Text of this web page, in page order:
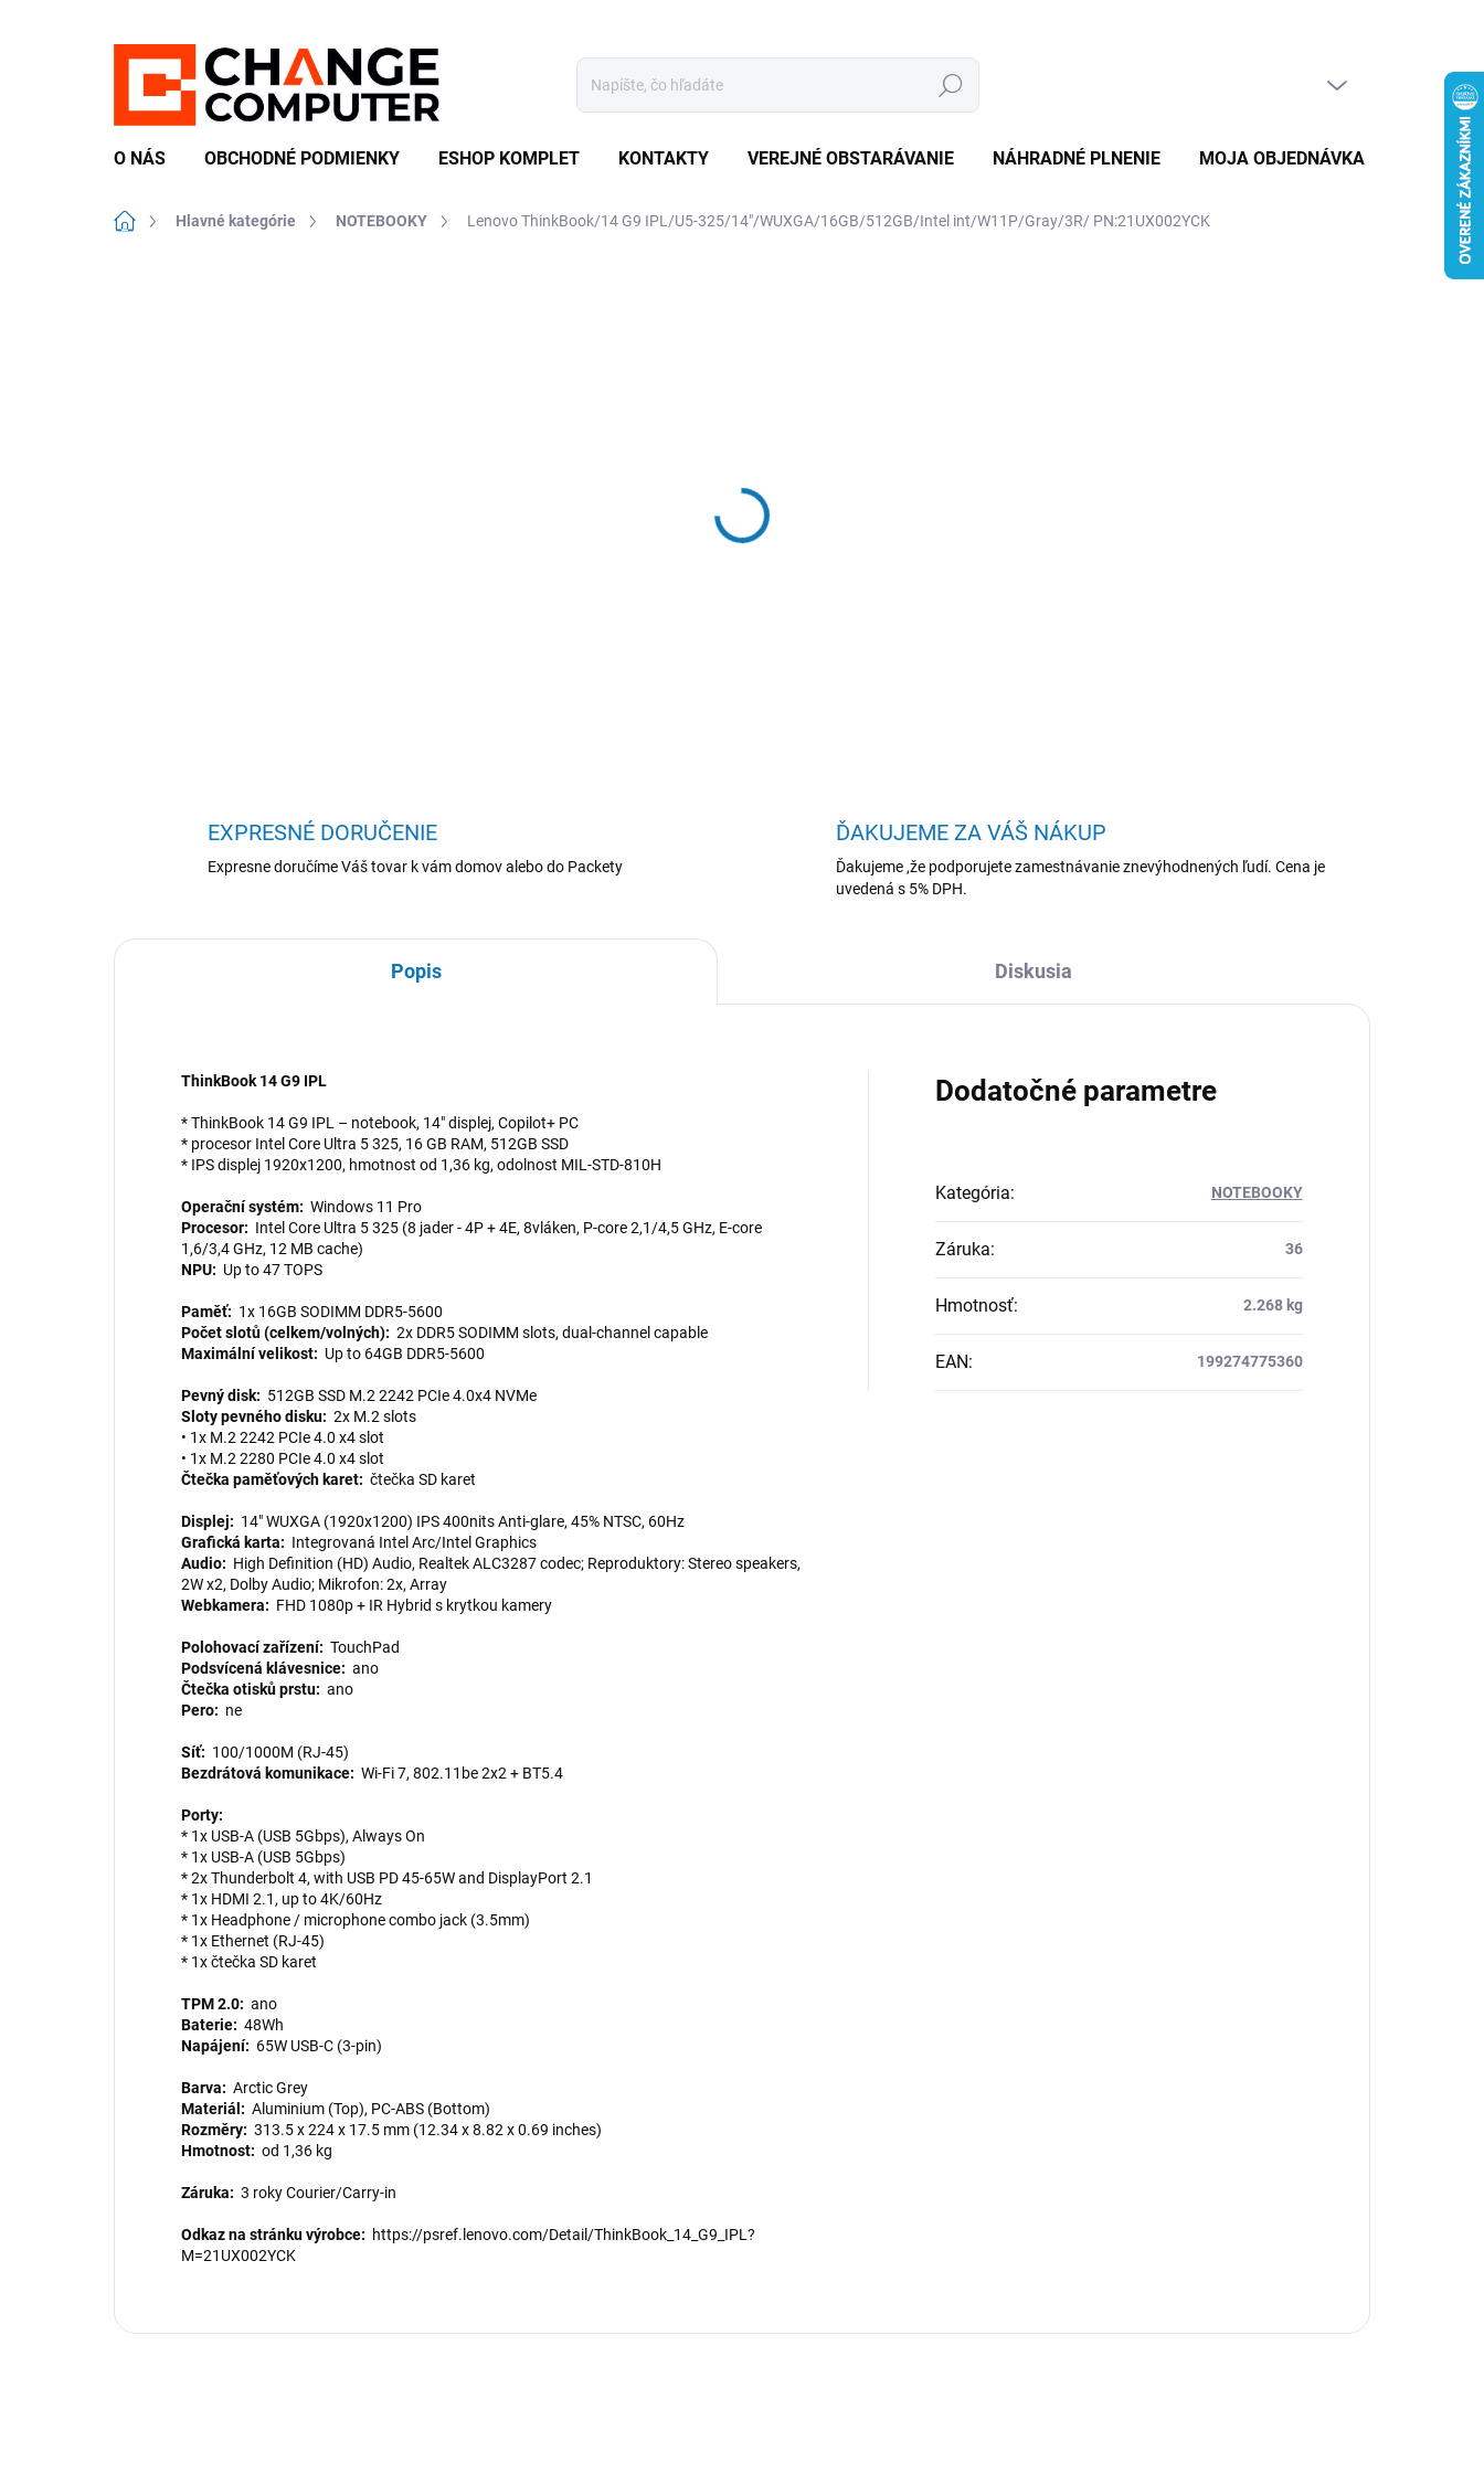
Hľadať
O NÁS OBCHODNÉ PODMIENKY ESHOP KOMPLET KONTAKTY VEREJNÉ OBSTARÁVANIE NÁHRADNÉ PLNENIE MOJA OBJEDNÁVKA ZNAČKY
DomovHlavné kategórie NOTEBOOKY Lenovo ThinkBook/14 G9 IPL/U5-325/14"/WUXGA/16GB/512GB/Intel int/W11P/Gray/3R/ PN:21UX002YCK
EXPRESNÉ DORUČENIE
Expresne doručíme Váš tovar k vám domov alebo do Packety
ĎAKUJEME ZA VÁŠ NÁKUP
Ďakujeme ,že podporujete zamestnávanie znevýhodnených ľudí. Cena je
uvedená s 5% DPH.
Popis Diskusia
ThinkBook 14 G9 IPL
* ThinkBook 14 G9 IPL – notebook, 14" displej, Copilot+ PC
* procesor Intel Core Ultra 5 325, 16 GB RAM, 512GB SSD
* IPS displej 1920x1200, hmotnost od 1,36 kg, odolnost MIL-STD-810H
Operační systém: Windows 11 Pro
Procesor: Intel Core Ultra 5 325 (8 jader - 4P + 4E, 8vláken, P-core 2,1/4,5 GHz, E-core
1,6/3,4 GHz, 12 MB cache)
NPU: Up to 47 TOPS
Paměť: 1x 16GB SODIMM DDR5-5600
Počet slotů (celkem/volných): 2x DDR5 SODIMM slots, dual-channel capable
Maximální velikost: Up to 64GB DDR5-5600
Pevný disk: 512GB SSD M.2 2242 PCIe 4.0x4 NVMe
Sloty pevného disku: 2x M.2 slots
• 1x M.2 2242 PCIe 4.0 x4 slot
• 1x M.2 2280 PCIe 4.0 x4 slot
Čtečka paměťových karet: čtečka SD karet
Displej: 14" WUXGA (1920x1200) IPS 400nits Anti-glare, 45% NTSC, 60Hz
Grafická karta: Integrovaná Intel Arc/Intel Graphics
Audio: High Definition (HD) Audio, Realtek ALC3287 codec; Reproduktory: Stereo speakers,
2W x2, Dolby Audio; Mikrofon: 2x, Array
Webkamera: FHD 1080p + IR Hybrid s krytkou kamery
Polohovací zařízení: TouchPad
Podsvícená klávesnice: ano
Čtečka otisků prstu: ano
Pero: ne
Síť: 100/1000M (RJ-45)
Bezdrátová komunikace: Wi-Fi 7, 802.11be 2x2 + BT5.4
Porty:
* 1x USB-A (USB 5Gbps), Always On
* 1x USB-A (USB 5Gbps)
* 2x Thunderbolt 4, with USB PD 45-65W and DisplayPort 2.1
* 1x HDMI 2.1, up to 4K/60Hz
* 1x Headphone / microphone combo jack (3.5mm)
* 1x Ethernet (RJ-45)
* 1x čtečka SD karet
TPM 2.0: ano
Baterie: 48Wh
Napájení: 65W USB-C (3-pin)
Barva: Arctic Grey
Materiál: Aluminium (Top), PC-ABS (Bottom)
Rozměry: 313.5 x 224 x 17.5 mm (12.34 x 8.82 x 0.69 inches)
Hmotnost: od 1,36 kg
Záruka: 3 roky Courier/Carry-in
Odkaz na stránku výrobce: https://psref.lenovo.com/Detail/ThinkBook_14_G9_IPL?
M=21UX002YCK
Dodatočné parametre
Kategória: NOTEBOOKY
Záruka: 36
Hmotnosť: 2.268 kg
EAN: 199274775360